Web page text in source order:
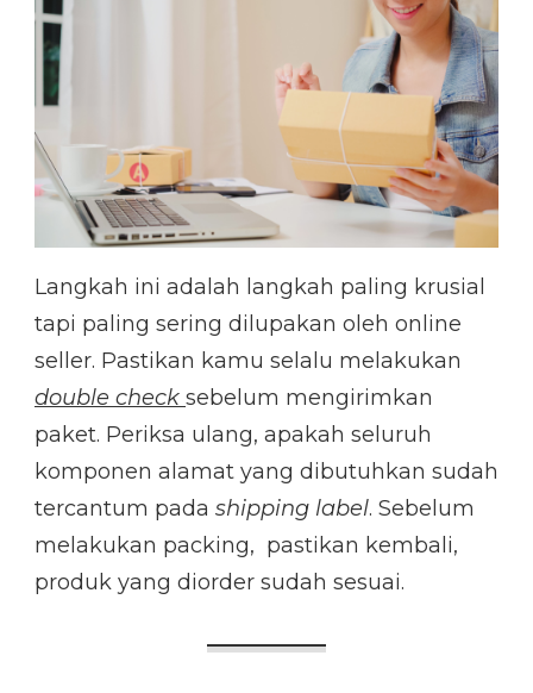
Langkah ini adalah langkah paling krusial
tapi paling sering dilupakan oleh online
seller. Pastikan kamu selalu melakukan
double check sebelum mengirimkan
paket. Periksa ulang, apakah seluruh
komponen alamat yang dibutuhkan sudah
tercantum pada shipping label. Sebelum
melakukan packing, pastikan kembali,
produk yang diorder sudah sesuai.